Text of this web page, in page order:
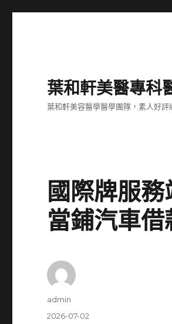
葉和軒美醫專科
葉和軒美容醫學醫學團隊，素人好
國際牌服
當鋪汽車借
作
admin
發
2026-07-02